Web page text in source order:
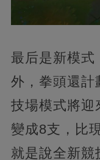
最后是新模式
外，拳頭還計
技場模式將迎
變成8支，比
就是說全新競